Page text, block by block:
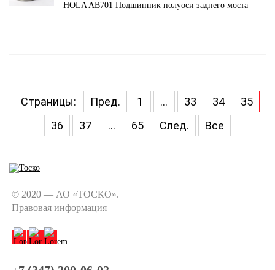
HOLA AB701 Подшипник полуоси заднего моста
Страницы: Пред. 1 ... 33 34
35
36
37 ... 65 След. Все
© 2020 — АО «ТОСКО».
Правовая информация